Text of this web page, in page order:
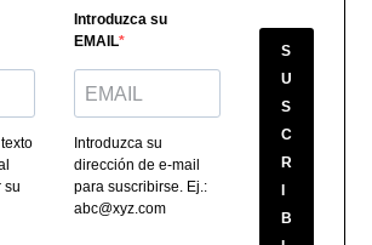
su
Introduzca su
EMAIL
Introduzca su
dirección de e-mail
para suscribirse. Ej.:
abc@xyz.com
S
U
S
C
R
B